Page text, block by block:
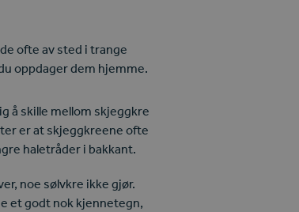
ofte av sted i trange
oppdager dem hjemme.
å skille mellom skjeggkre
er at skjeggkreene ofte
haletråder i bakkant.
noe sølvkre ikke gjør.
et godt nok kjennetegn,